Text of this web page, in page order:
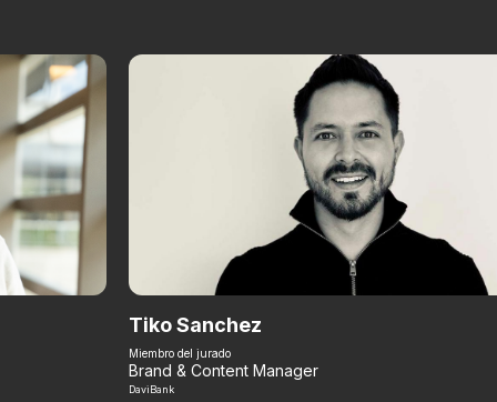
Tiko Sanchez
Miembro del jurado
Brand & Content Manager
DaviBank